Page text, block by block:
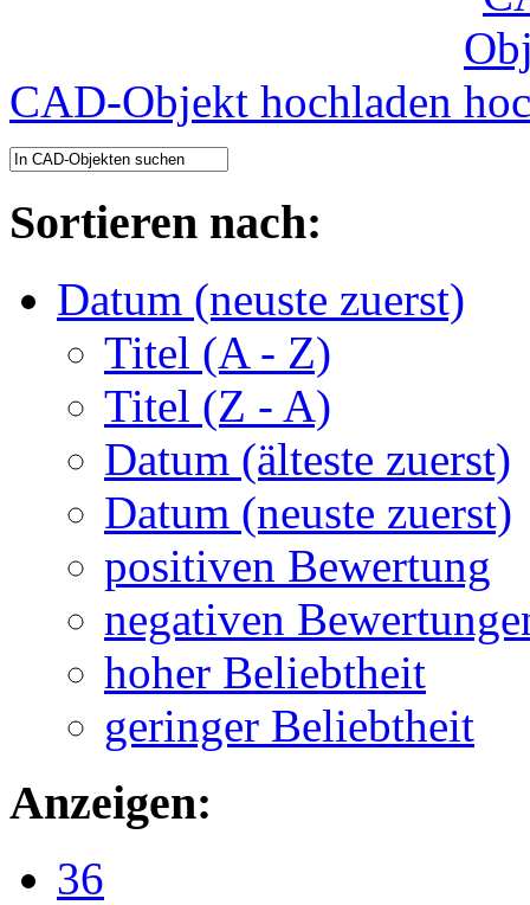
CAD-Objekt hochladen
Sortieren nach:
Datum (neuste zuerst)
Titel (A - Z)
Titel (Z - A)
Datum (älteste zuerst)
Datum (neuste zuerst)
positiven Bewertung
negativen
hoher Beliebtheit
geringer Beliebtheit
Anzeigen:
36